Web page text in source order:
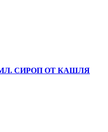
СИРОП ОТ КАШЛЯ